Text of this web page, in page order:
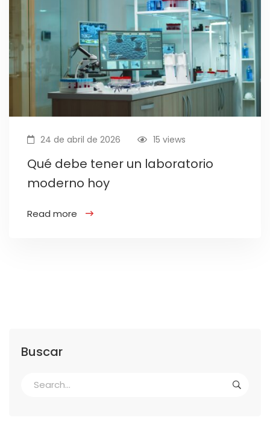
Buscar
24 de abril de 2026 15 views
Qué debe tener un laboratorio
moderno hoy
Read more